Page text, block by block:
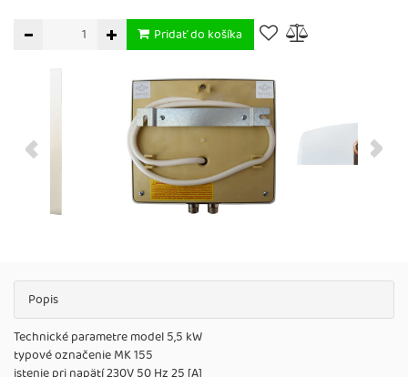
Pridať do košíka
Popis
Technické parametre model 5,5 kW
typové označenie MK 155